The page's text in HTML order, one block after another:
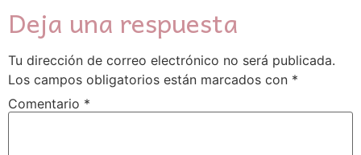
Deja una respuesta
Tu dirección de correo electrónico no será publicada.
Los campos obligatorios están marcados con *
Comentario *